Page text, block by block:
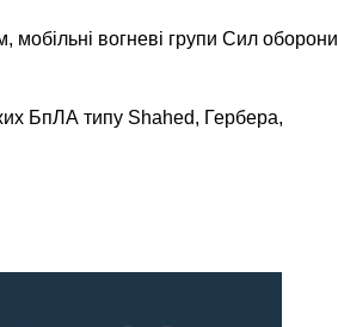
мобільні вогневі групи Сил оборони
БпЛА типу Shahed, Гербера,